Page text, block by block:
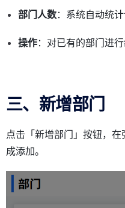
部门人数：系统自动统
操作：对已有的部门进
三、新增部门
点击「新增部门」按钮，
成添加。